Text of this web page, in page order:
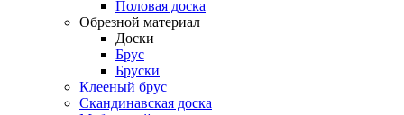
Половая доска
Обрезной материал
Доски
Брус
Бруски
Клееный брус
Скандинавская доска